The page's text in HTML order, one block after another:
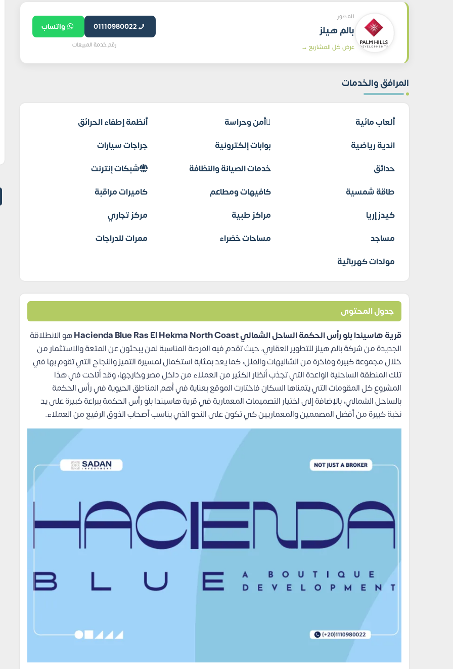
المطور
بالم هيلز
عرض كل المشاريع →
01110980022 واتساب
رقم خدمة المبيعات
المرافق والخدمات
ألعاب مائية أمن وحراسة
أنظمة إطفاء الحرائق
اندية رياضية
بوابات إلكترونية
جراجات سيارات
حدائق
خدمات الصيانة والنظافة
شبكات إنترنت
طاقة شمسية
كافيهات ومطاعم
كاميرات مراقبة
كيدز إريا
مراكز طبية
مركز تجاري
مساجد
مساحات خضراء
ممرات للدراجات
مولدات كهربائية
جدول المحتوى
قرية هاسيندا بلو رأس الحكمة الساحل الشمالي Hacienda Blue Ras El Hekma North Coast
هو الانطلاقة
الجديدة من شركة بالم هيلز للتطوير العقاري، حيث تقدم فيه الفرصة المناسبة لمن يبحثون عن المتعة والاستثمار من
خلال مجموعة كبيرة وفاخرة من الشاليهات والفلل، كما يعد بمثابة استكمال لمسيرة التميز والنجاح التي تقوم بها في
تلك المنطقة الساحلية الواعدة التي تجذب أنظار الكثير من العملاء من داخل مصر وخارجها، وقد أتاحت في هذا
المشروع كل المقومات التي يتمناها السكان فاختارت الموقع بعناية في أهم المناطق الحيوية في رأس الحكمة
بالساحل الشمالي، بالإضافة إلى اختيار التصميمات المعمارية في قرية هاسيندا بلو رأس الحكمة ببراعة كبيرة على يد
نخبة كبيرة من أفضل المصممين والمعماريين كي تكون على النحو الذي يناسب أصحاب الذوق الرفيع من العملاء.